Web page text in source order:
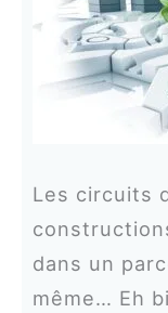
Les circuits
dans un
même… Eh